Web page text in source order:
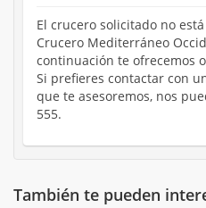
El crucero solicitado no
Crucero Mediterráneo
continuación te ofrecemos
Si prefieres contactar con
que te asesoremos, nos
555.
También te pueden